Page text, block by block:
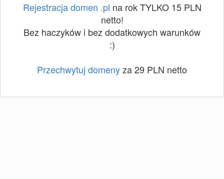
Rejestracja domen .pl na rok TYLKO 15 PLN
netto!
Bez haczyków i bez dodatkowych warunków
:)
Przechwytuj domenyza 29 PLN netto